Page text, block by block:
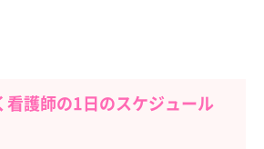
看護師の1日のスケジュール